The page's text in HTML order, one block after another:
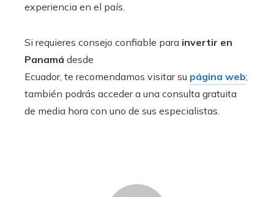
experiencia en el país.
Si requieres consejo confiable para invertir en
Panamá desde
Ecuador, te recomendamos visitar su página web;
también podrás acceder a una consulta gratuita
de media hora con uno de sus especialistas.